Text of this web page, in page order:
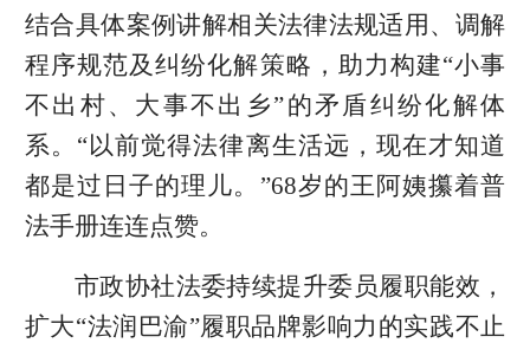
结合具体案例讲解相关法律法规适用、调解
程序规范及纠纷化解策略，助力构建“小事
不出村、大事不出乡”的矛盾纠纷化解体
系。“以前觉得法律离生活远，现在才知道
都是过日子的理儿。”68岁的王阿姨攥着普
法手册连连点赞。
市政协社法委持续提升委员履职能效，
扩大“法润巴渝”履职品牌影响力的实践不止